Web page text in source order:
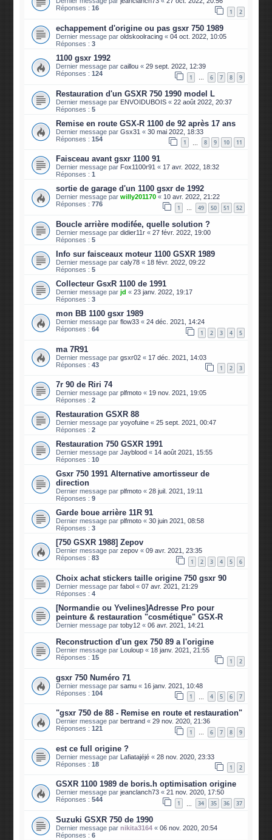
Réponses :16 1 2
echappement d'origine ou pas gsxr 750 1989
Dernier message paroldskoolracing «04 oct. 2022, 10:05
Réponses :3
1100 gsxr 1992
Dernier message parcaillou «29 sept. 2022, 12:39
Réponses :124 1 … 6 7 8 9
Restauration d'un GSXR 750 1990 model L
Dernier message par ENVOIDUBOIS «22 août 2022, 20:37
Réponses :5
Remise en route GSX-R 1100 de 92 après 17 ans
Dernier message parGsx31 «30 mai 2022, 18:33
Réponses :154 1 8 9 10 11
Faisceau avant gsxr 1100 91
Dernier message par Fox1100r91 « 17 avr. 2022, 18:32
Réponses :1
sortie de garage d'un 1100 gsxr de 1992
Dernier message parwilly201170 « 10 avr. 2022, 21:22
Réponses :776 1 … 49 50 51 52
Boucle arrière modifée, quelle solution ?
Dernier message pardidier11r «27 févr. 2022, 19:00
Réponses :5
Info sur faisceaux moteur 1100 GSXR 1989
Dernier message parcaly78 « 18 févr. 2022, 09:22
Réponses :5
Collecteur GsxR 1100 de 1991
Dernier message parjd «23 janv. 2022, 19:17
Réponses :3
mon BB 1100 gsxr 1989
Dernier message parflow33 «24 déc. 2021, 14:24
Réponses :64 1 2 3 4 5
ma 7R91
Dernier message pargsxr02 « 17 déc. 2021, 14:03
Réponses :43 1 2 3
7r 90 de Riri 74
Dernier message parplfmoto « 19 nov. 2021, 19:05
Réponses :2
Restauration GSXR 88
Dernier message paryoyofuine «25 sept. 2021, 00:47
Réponses :2
Restauration 750 GSXR 1991
Dernier message parJayblood « 14 août 2021, 15:55
Réponses :10
Gsxr 750 1991 Alternative amortisseur de
direction
Dernier message parplfmoto «28 juil. 2021, 19:11
Réponses :9
Garde boue arrière 11R 91
Dernier message parplfmoto «30 juin 2021, 08:58
Réponses :3
[750 GSXR 1988] Zepov
Dernier message parzepov «09 avr. 2021, 23:35
Réponses :83 1 2 3 4 5 6
Choix achat stickers taille origine 750 gsxr 90
Dernier message parfabol «07 avr. 2021, 21:29
Réponses :4
[Normandie ou Yvelines]Adresse Pro pour
peinture & restauration "cosmétique" GSX-R
Dernier message partoby12 «06 avr. 2021, 14:21
Reconstruction d'un gex 750 89 a l'origine
Dernier message par Louloup « 18 janv. 2021, 21:55
Réponses :15 1 2
gsxr 750 Numéro 71
Dernier message parsamu « 16 janv. 2021, 10:48
Réponses :104 1 4 5 6 7
"gsxr 750 de 88 - Remise en route et restauration"
Dernier message parbertrand «29 nov. 2020, 21:36
Réponses :121 1 … 6 7 8 9
est ce full origine ?
Dernier message par Lafiatajéjé «28 nov. 2020, 23:33
Réponses :18 1 2
GSXR 1100 1989 de boris.h optimisation origine
Dernier message parjeanclanch73 «21 nov. 2020, 17:50
Réponses :544 1 34 35 36 37
Suzuki GSXR 750 de 1990
Dernier message parnikita3164 «06 nov. 2020, 20:54
Réponses :6